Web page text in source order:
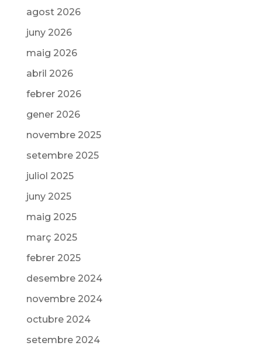
agost 2026
juny 2026
maig 2026
abril 2026
febrer 2026
gener 2026
novembre 2025
setembre 2025
juliol 2025
juny 2025
maig 2025
març 2025
febrer 2025
desembre 2024
novembre 2024
octubre 2024
setembre 2024